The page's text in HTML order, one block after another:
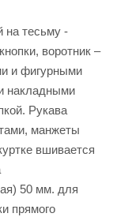
на тесьму -
воротник –
и фигурными
накладными
Рукава
манжеты
вшивается
50 мм. для
прямого